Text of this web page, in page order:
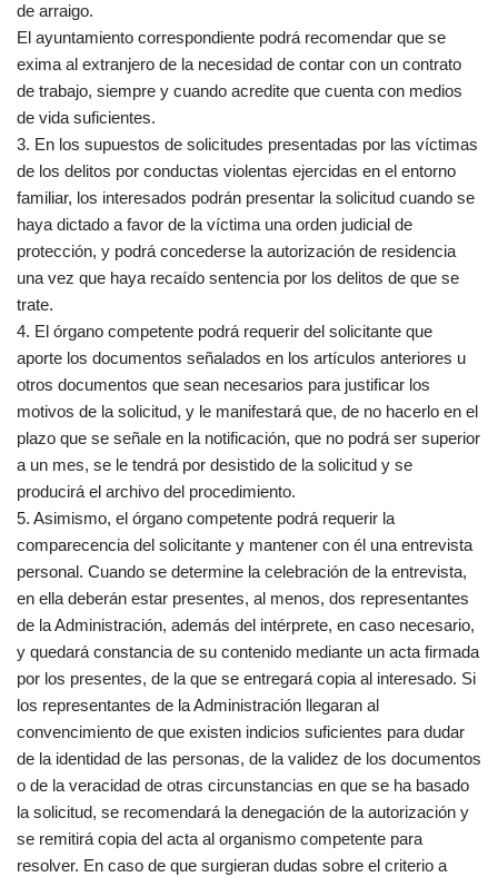
de arraigo.
El ayuntamiento correspondiente podrá recomendar que se
exima al extranjero de la necesidad de contar con un contrato
de trabajo, siempre y cuando acredite que cuenta con medios
de vida suficientes.
3. En los supuestos de solicitudes presentadas por las víctimas
de los delitos por conductas violentas ejercidas en el entorno
familiar, los interesados podrán presentar la solicitud cuando se
haya dictado a favor de la víctima una orden judicial de
protección, y podrá concederse la autorización de residencia
una vez que haya recaído sentencia por los delitos de que se
trate.
4. El órgano competente podrá requerir del solicitante que
aporte los documentos señalados en los artículos anteriores u
otros documentos que sean necesarios para justificar los
motivos de la solicitud, y le manifestará que, de no hacerlo en el
plazo que se señale en la notificación, que no podrá ser superior
a un mes, se le tendrá por desistido de la solicitud y se
producirá el archivo del procedimiento.
5. Asimismo, el órgano competente podrá requerir la
comparecencia del solicitante y mantener con él una entrevista
personal. Cuando se determine la celebración de la entrevista,
en ella deberán estar presentes, al menos, dos representantes
de la Administración, además del intérprete, en caso necesario,
y quedará constancia de su contenido mediante un acta firmada
por los presentes, de la que se entregará copia al interesado. Si
los representantes de la Administración llegaran al
convencimiento de que existen indicios suficientes para dudar
de la identidad de las personas, de la validez de los documentos
o de la veracidad de otras circunstancias en que se ha basado
la solicitud, se recomendará la denegación de la autorización y
se remitirá copia del acta al organismo competente para
resolver. En caso de que surgieran dudas sobre el criterio a